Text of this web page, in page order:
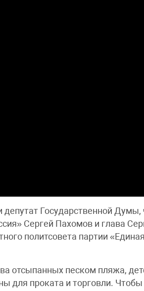
Государственной Думы,
Сергей Пахомов и глава
политсовета партии
отсыпанных песком пляжа,
для проката и торговли. Чтобы